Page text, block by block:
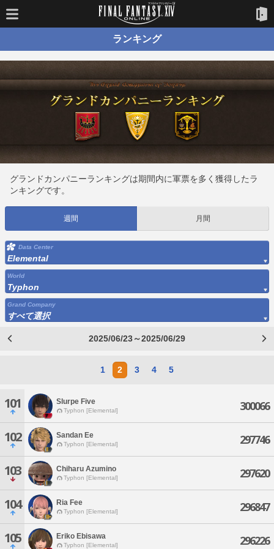
ランキング
グランドカンパニーランキングは期間内に軍票を多く獲得したラ
ンキングです。
週間 月間
Data Center
Elemental
World
Typhon
Grand Company
すべて選択
2025/06/23～2025/06/29
1 2 3 4 5
101 Slurpe Five
Typhon [Elemental] 300066
102 Sandan Ee
Typhon [Elemental] 297746
103 Chiharu Azumino
Typhon [Elemental] 297620
104 Ria Fee
Typhon [Elemental] 296847
105 Eriko Ebisawa
Typhon [Elemental] 296226